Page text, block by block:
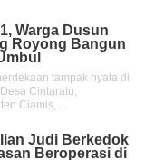
Warga Dusun
Royong Bangun
tampak nyata di
Cintaratu,
Ciamis, ...
Judi Berkedok
Beroperasi di